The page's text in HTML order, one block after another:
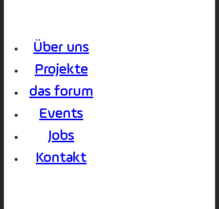
Über uns
Projekte
das forum
Events
Jobs
Kontakt